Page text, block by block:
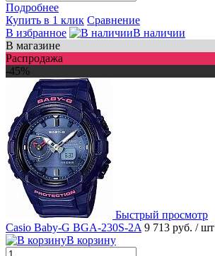
Подробнее
Купить в 1 клик Сравнение
В избранное
В наличии
В магазине
Распродажа
-45%
Быстрый просмотр
Casio Baby-G BGA-230S-2A 9 713 руб. / шт
В корзину